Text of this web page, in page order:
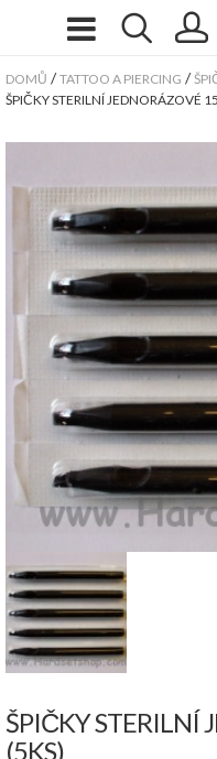
DOMŮ /TATTOO A PIERCING /
ŠPIČKY STERILNÍ JEDNORÁZOVÉ
ŠPIČKY STERILNÍ
(5KS)